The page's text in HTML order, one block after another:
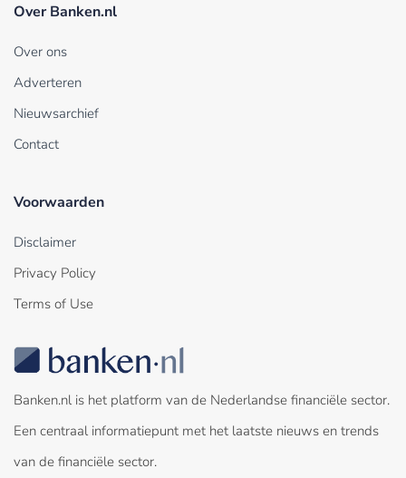
Over Banken.nl
Over ons
Adverteren
Nieuwsarchief
Contact
Voorwaarden
Disclaimer
Privacy Policy
Terms of Use
Banken.nl is het platform van de Nederlandse financiële sector.
Een centraal informatiepunt met het laatste nieuws en trends
van de financiële sector.